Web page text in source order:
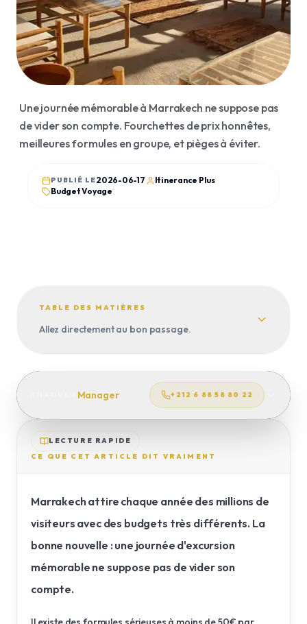
Voyages organisés
Transferts
Visa
Billetterie
Agafay
Essaouira
Merzouga
Ourika
Ouzoud
Guides
VOYAGE SUR MESURE
Une journée mémorable à Marrakech ne suppose pas
de vider son compte. Fourchettes de prix honnêtes,
meilleures formules en groupe, et pièges à éviter.
PUBLIÉ LE2026-06-17
Itinerance Plus
Budget Voyage
TABLE DES MATIÈRES
Allez directement au bon passage.
Manager +212 6 88 58 80 22
LECTURE RAPIDE
CE QUE CET ARTICLE DIT VRAIMENT
Marrakech attire chaque année des millions de
visiteurs avec des budgets très différents. La
bonne nouvelle : une journée d'excursion
mémorable ne suppose pas de vider son
compte.